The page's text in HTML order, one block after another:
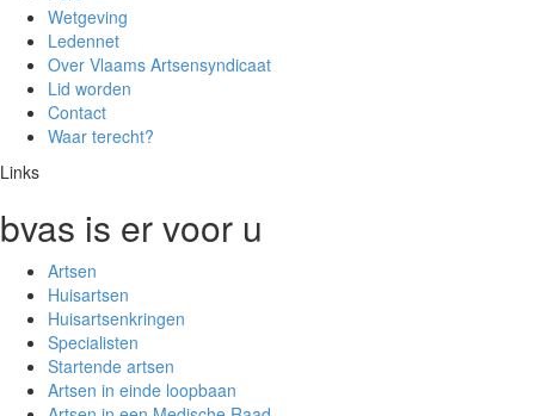
Wetgeving
Ledennet
Over Vlaams Artsensyndicaat
Lid worden
Contact
Waar terecht?
Links
bvas is er voor u
Artsen
Huisartsen
Huisartsenkringen
Specialisten
Startende artsen
Artsen in einde loopbaan